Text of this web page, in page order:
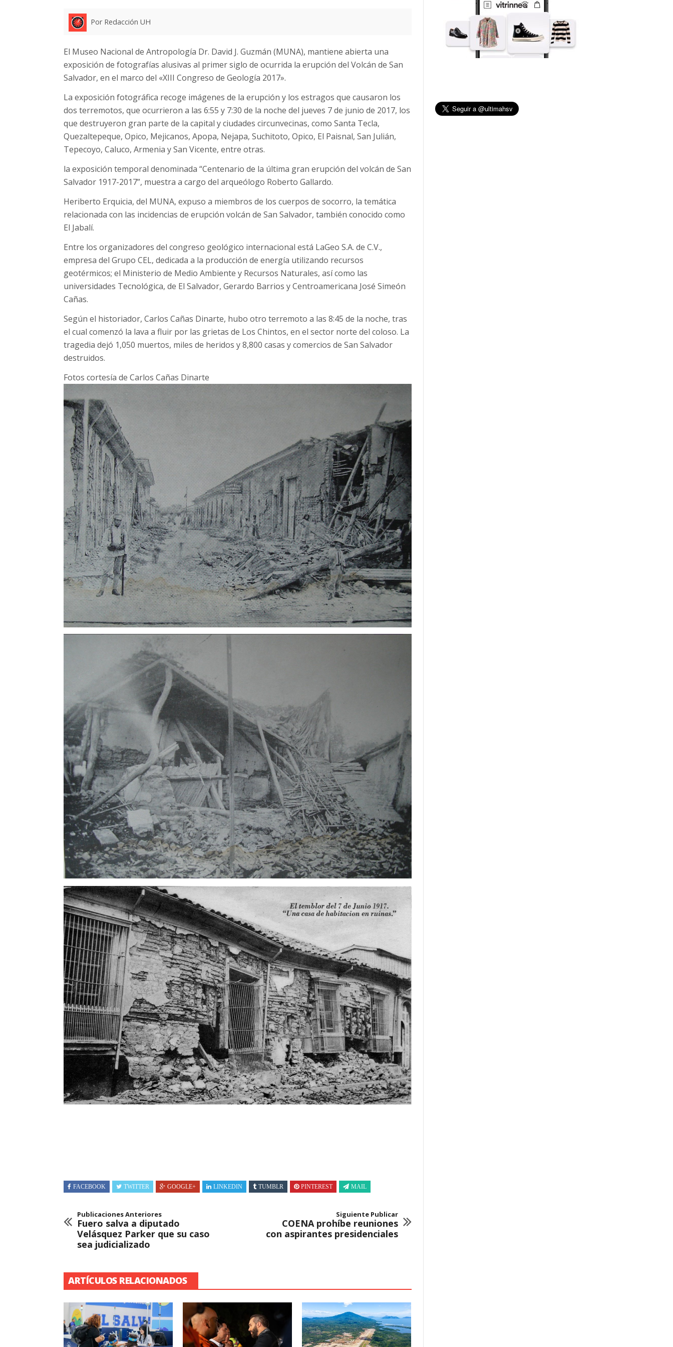
Por Redacción UH
El Museo Nacional de Antropología Dr. David J. Guzmán (MUNA), mantiene abierta una
exposición de fotografías alusivas al primer siglo de ocurrida la erupción del Volcán de San
Salvador, en el marco del «XIII Congreso de Geología 2017».
La exposición fotográfica recoge imágenes de la erupción y los estragos que causaron los
dos terremotos, que ocurrieron a las 6:55 y 7:30 de la noche del jueves 7 de junio de 2017, los
que destruyeron gran parte de la capital y ciudades circunvecinas, como Santa Tecla,
Quezaltepeque, Opico, Mejicanos, Apopa, Nejapa, Suchitoto, Opico, El Paisnal, San Julián,
Tepecoyo, Caluco, Armenia y San Vicente, entre otras.
la exposición temporal denominada “Centenario de la última gran erupción del volcán de San
Salvador 1917-2017”, muestra a cargo del arqueólogo Roberto Gallardo.
Heriberto Erquicia, del MUNA, expuso a miembros de los cuerpos de socorro, la temática
relacionada con las incidencias de erupción volcán de San Salvador, también conocido como
El Jabalí.
Entre los organizadores del congreso geológico internacional está LaGeo S.A. de C.V.,
empresa del Grupo CEL, dedicada a la producción de energía utilizando recursos
geotérmicos; el Ministerio de Medio Ambiente y Recursos Naturales, así como las
universidades Tecnológica, de El Salvador, Gerardo Barrios y Centroamericana José Simeón
Cañas.
Según el historiador, Carlos Cañas Dinarte, hubo otro terremoto a las 8:45 de la noche, tras
el cual comenzó la lava a fluir por las grietas de Los Chintos, en el sector norte del coloso. La
tragedia dejó 1,050 muertos, miles de heridos y 8,800 casas y comercios de San Salvador
destruidos.
Fotos cortesía de Carlos Cañas Dinarte
FACEBOOK TWITTER GOOGLE+ LINKEDIN TUMBLR PINTEREST MAIL
Publicaciones Anteriores
Fuero salva a diputado
Velásquez Parker que su caso
sea judicializado
Siguiente Publicar
COENA prohíbe reuniones
con aspirantes presidenciales
ARTÍCULOS RELACIONADOS